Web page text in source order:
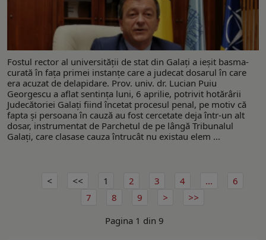
Fostul rector al universității de stat din Galați a ieșit basma-
curată în fața primei instanțe care a judecat dosarul în care
era acuzat de delapidare. Prov. univ. dr. Lucian Puiu
Georgescu a aflat sentința luni, 6 aprilie, potrivit hotărârii
Judecătoriei Galați fiind încetat procesul penal, pe motiv că
fapta și persoana în cauză au fost cercetate deja într-un alt
dosar, instrumentat de Parchetul de pe lângă Tribunalul
Galați, care clasase cauza întrucât nu existau elem ...
1 2 3 4 ...
6
7
8
9
Pagina 1 din 9